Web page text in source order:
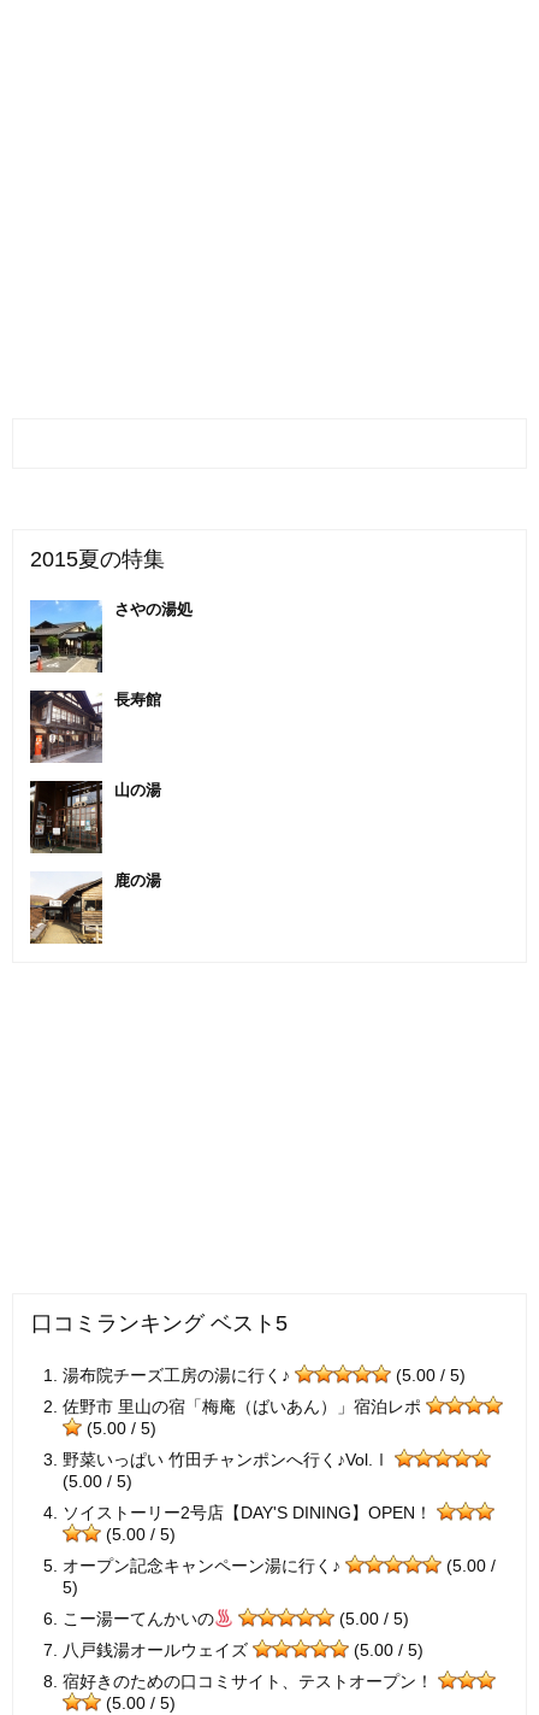
2015夏の特集
さやの湯処
長寿館
山の湯
鹿の湯
口コミランキング ベスト5
湯布院チーズ工房の湯に行く♪
(5.00 / 5)
佐野市 里山の宿「梅庵（ばいあん）」宿泊レポ
(5.00 / 5)
野菜いっぱい 竹田チャンポンへ行く♪Vol.Ⅰ
(5.00 / 5)
ソイストーリー2号店【DAY'S DINING】OPEN！
(5.00 / 5)
オープン記念キャンペーン湯に行く♪
(5.00 /
5)
こー湯ーてんかいの
(5.00 / 5)
八戸銭湯オールウェイズ
(5.00 / 5)
宿好きのための口コミサイト、テストオープン！
(5.00 / 5)